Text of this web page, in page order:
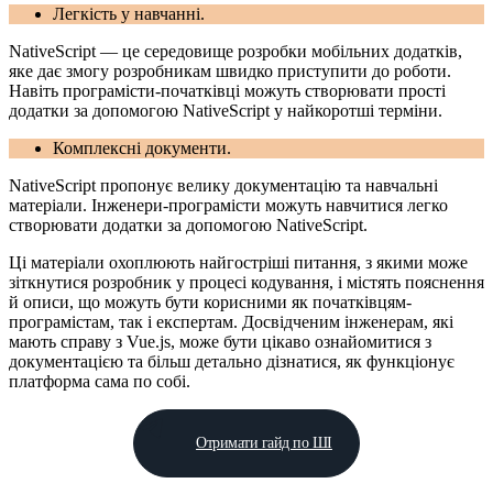
Легкість у навчанні.
NativeScript — це середовище розробки мобільних додатків,
яке дає змогу розробникам швидко приступити до роботи.
Навіть програмісти-початківці можуть створювати прості
додатки за допомогою NativeScript у найкоротші терміни.
Комплексні документи.
NativeScript пропонує велику документацію та навчальні
матеріали. Інженери-програмісти можуть навчитися легко
створювати додатки за допомогою NativeScript.
Ці матеріали охоплюють найгостріші питання, з якими може
зіткнутися розробник у процесі кодування, і містять пояснення
й описи, що можуть бути корисними як початківцям-
програмістам, так і експертам. Досвідченим інженерам, які
мають справу з Vue.js, може бути цікаво ознайомитися з
документацією та більш детально дізнатися, як функціонує
платформа сама по собі.
Отримати гайд по ШІ